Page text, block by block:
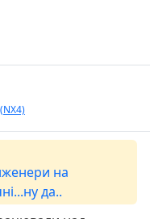
на
да..